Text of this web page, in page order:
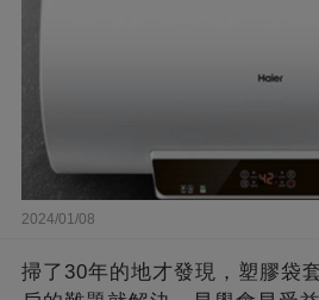
2024/01/08
掃了30年的地才發現，塑膠袋